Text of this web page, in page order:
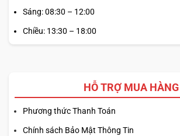
Sáng: 08:30 – 12:00
Chiều: 13:30 – 18:00
HỖ TRỢ MUA HÀNG
Phương thức Thanh Toán
Chính sách Bảo Mật Thông Tin